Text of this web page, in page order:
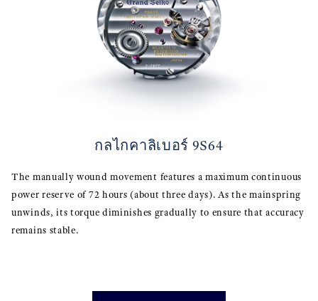
กลไกคาลิเบอร์ 9S64
The manually wound movement features a maximum continuous
power reserve of 72 hours (about three days). As the mainspring
unwinds, its torque diminishes gradually to ensure that accuracy
remains stable.